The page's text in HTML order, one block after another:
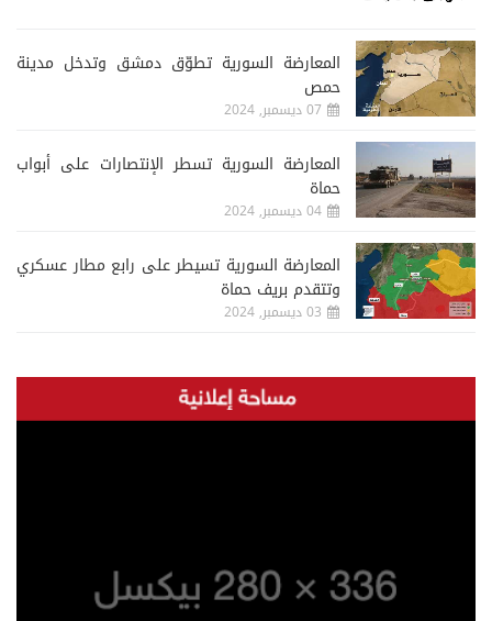
المعارضة السورية تطوّق دمشق وتدخل مدينة
حمص
07 ديسمبر, 2024
المعارضة السورية تسطر الإنتصارات على أبواب
حماة
04 ديسمبر, 2024
المعارضة السورية تسيطر على رابع مطار عسكري
وتتقدم بريف حماة
03 ديسمبر, 2024